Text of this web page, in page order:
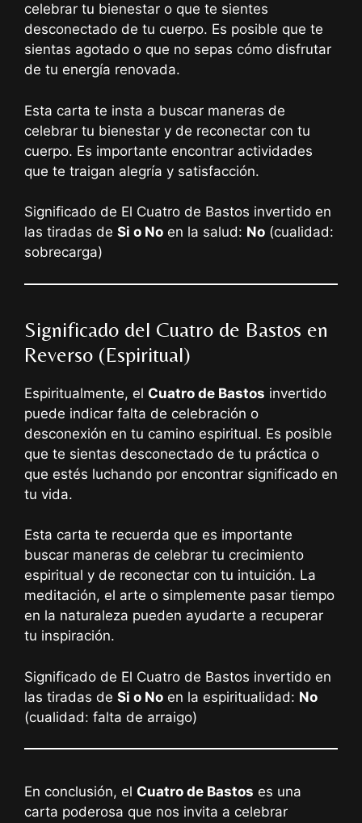
celebrar tu bienestar o que te sientes
desconectado de tu cuerpo. Es posible que te
sientas agotado o que no sepas cómo disfrutar
de tu energía renovada.
Esta carta te insta a buscar maneras de
celebrar tu bienestar y de reconectar con tu
cuerpo. Es importante encontrar actividades
que te traigan alegría y satisfacción.
Significado de El Cuatro de Bastos invertido en
las tiradas de Si o No en la salud: No (cualidad:
sobrecarga)
Significado del Cuatro de Bastos en
Reverso (Espiritual)
Espiritualmente, el Cuatro de Bastos invertido
puede indicar falta de celebración o
desconexión en tu camino espiritual. Es posible
que te sientas desconectado de tu práctica o
que estés luchando por encontrar significado en
tu vida.
Esta carta te recuerda que es importante
buscar maneras de celebrar tu crecimiento
espiritual y de reconectar con tu intuición. La
meditación, el arte o simplemente pasar tiempo
en la naturaleza pueden ayudarte a recuperar
tu inspiración.
Significado de El Cuatro de Bastos invertido en
las tiradas de Si o No en la espiritualidad: No
(cualidad: falta de arraigo)
En conclusión, el Cuatro de Bastos es una
carta poderosa que nos invita a celebrar